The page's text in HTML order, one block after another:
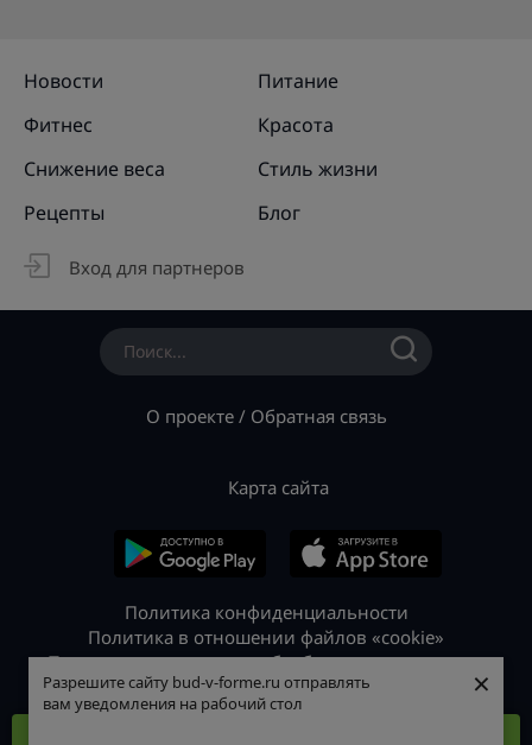
Разрешите сайту bud-v-forme.ru отправлять
вам уведомления на рабочий стол
×
Разрешите сайту bud-v-forme.ru отправлять
вам уведомления на рабочий стол
×
Новости
Питание
Фитнес
Красота
Снижение веса
Стиль жизни
Рецепты
Блог
Вход для партнеров
О проекте/ Обратная связь
Карта сайта
Политика конфиденциальности
Политика в отношении файлов «cookie»
Политика в отношении обработки персональных
данных
© 2026 «Будь в форме»